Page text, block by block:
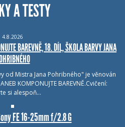
A TESTY
4.8.2026
BAREVNĚ, 18. DÍL, ŠKOLA BARVY JANA
od Mistra Jana Pohribného" je věnován
KOMPONUJTE BAREVNĚ.Cvičení:
si alespoň…
FE 16-25mm f/2.8 G